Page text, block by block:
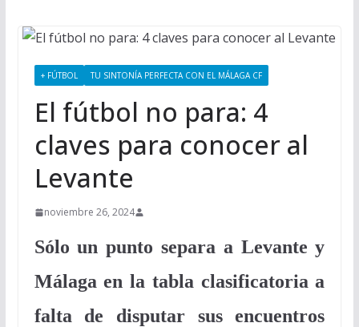
+ FÚTBOL TU SINTONÍA PERFECTA CON EL MÁLAGA CF
El fútbol no para: 4
claves para conocer al
Levante
noviembre 26, 2024
Sólo un punto separa a Levante y
Málaga en la tabla clasificatoria a
falta de disputar sus encuentros